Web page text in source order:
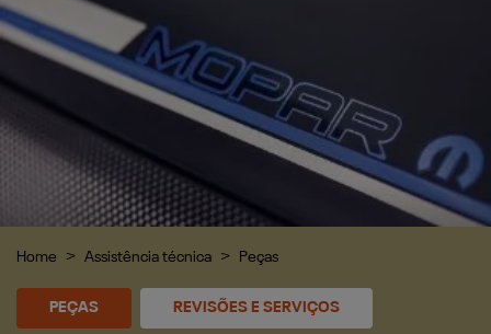
Home Assistência técnica Peças
REVISÕES E SERVIÇOS
PEÇAS